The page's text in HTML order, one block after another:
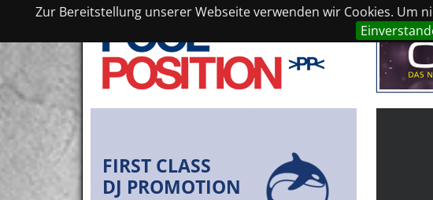
Zur Bereitstellung unserer Webseite verwenden wir Cookies. Um
FIRST CLASS
DJ PROMOTION